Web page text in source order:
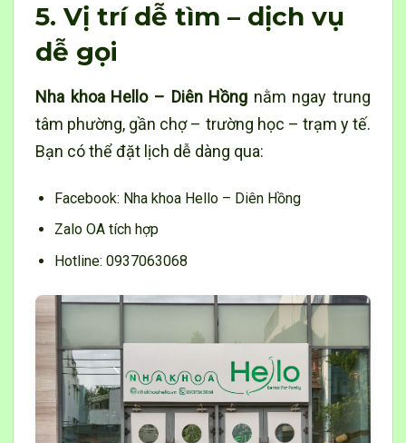
5. Vị trí dễ tìm – dịch vụ
dễ gọi
Nha khoa Hello – Diên Hồng nằm ngay trung
tâm phường, gần chợ – trường học – trạm y tế.
Bạn có thể đặt lịch dễ dàng qua:
Facebook: Nha khoa Hello – Diên Hồng
Zalo OA tích hợp
Hotline: 0937063068